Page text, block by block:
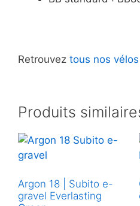
Retrouvez tous nos
Produits
Argon 18 | Subito e-
gravel Everlasting